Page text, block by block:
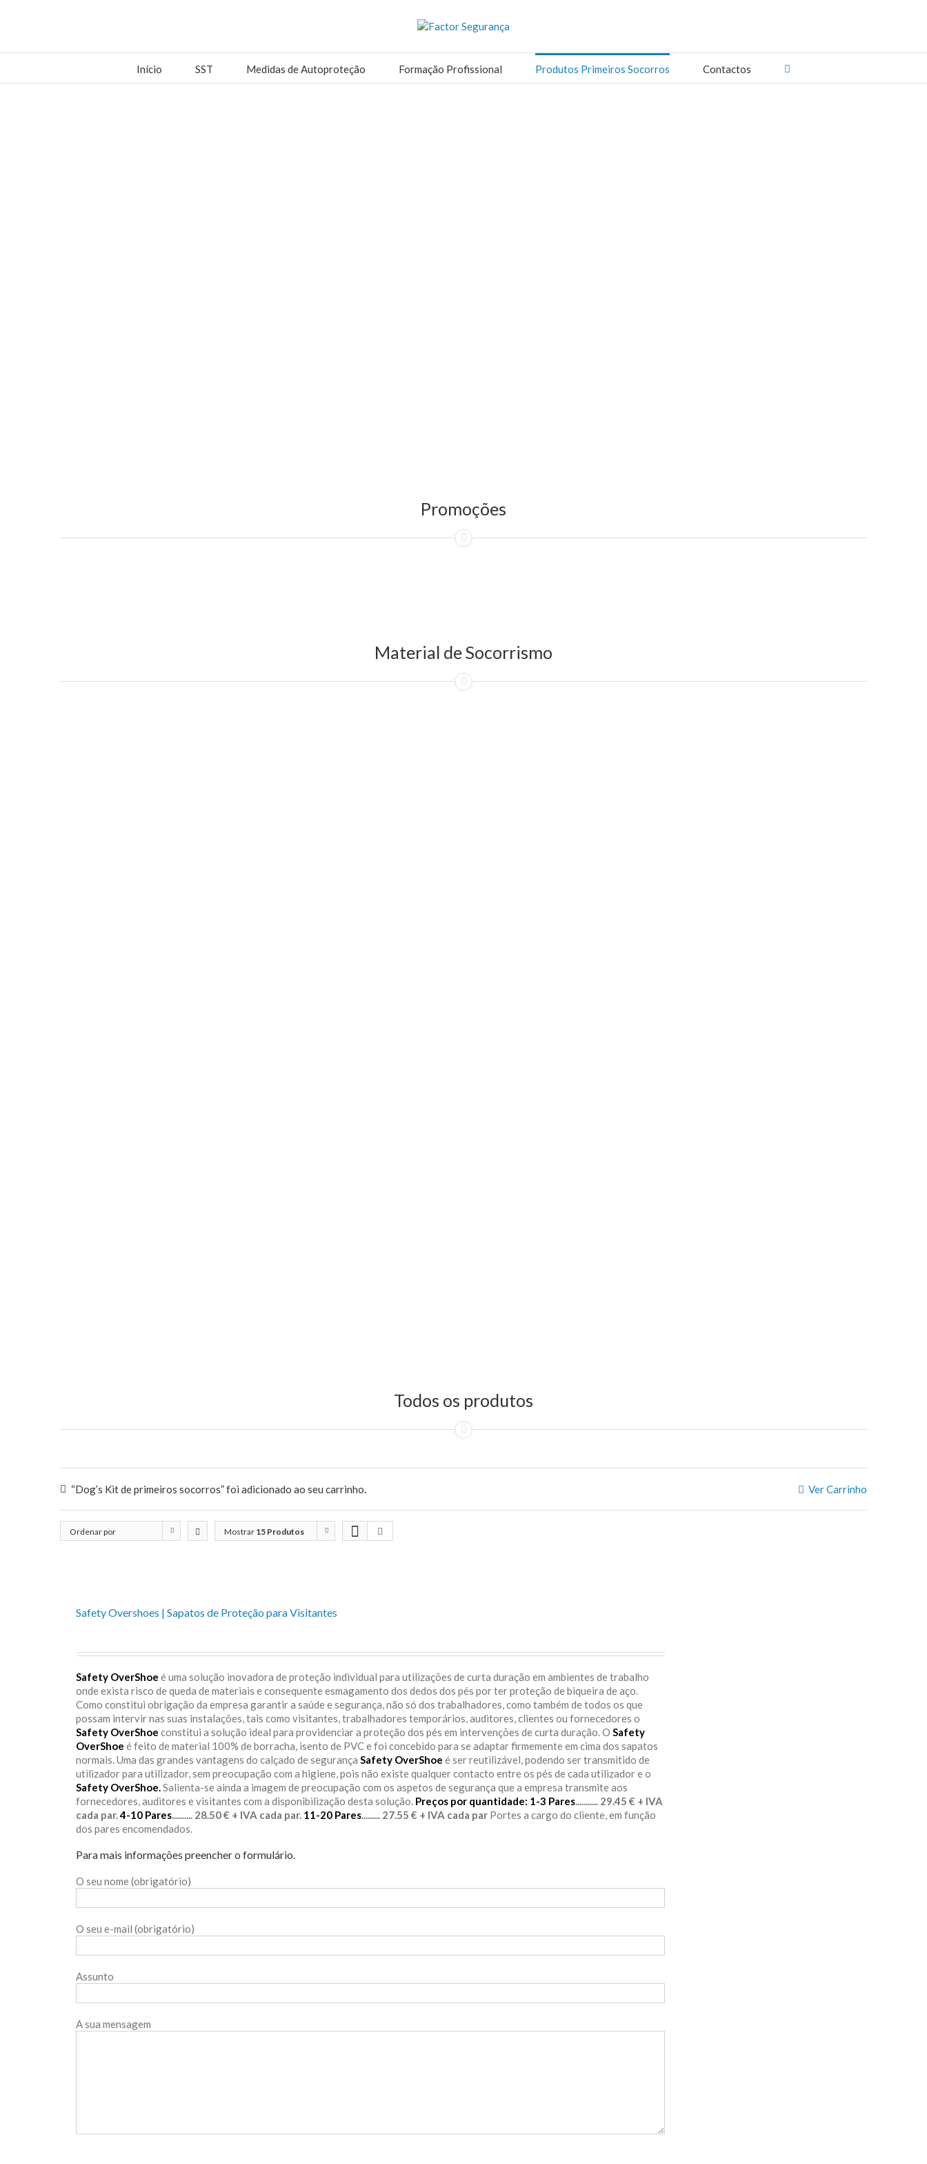
Início SST Medidas de Autoproteção Formação Profissional Produtos Primeiros Socorros Contactos
Promoções
Material de Socorrismo
Todos os produtos
Ver Carrinho
“Dog’s Kit de primeiros socorros” foi adicionado ao seu carrinho.
Ordenar por
Mostrar 15 Produtos
Safety Overshoes | Sapatos de Proteção para Visitantes
Safety OverShoe é uma solução inovadora de proteção individual para utilizações de curta duração em ambientes de trabalho
onde exista risco de queda de materiais e consequente esmagamento dos dedos dos pés por ter proteção de biqueira de aço.
Como constitui obrigação da empresa garantir a saúde e segurança, não só dos trabalhadores, como também de todos os que
possam intervir nas suas instalações, tais como visitantes, trabalhadores temporários, auditores, clientes ou fornecedores o
Safety OverShoe constitui a solução ideal para providenciar a proteção dos pés em intervenções de curta duração. O Safety
OverShoe é feito de material 100% de borracha, isento de PVC e foi concebido para se adaptar firmemente em cima dos sapatos
normais. Uma das grandes vantagens do calçado de segurança Safety OverShoe é ser reutilizável, podendo ser transmitido de
utilizador para utilizador, sem preocupação com a higiene, pois não existe qualquer contacto entre os pés de cada utilizador e o
Safety OverShoe. Salienta-se ainda a imagem de preocupação com os aspetos de segurança que a empresa transmite aos
fornecedores, auditores e visitantes com a disponibilização desta solução. Preços por quantidade: 1-3 Pares ........... 29.45 € + IVA
cada par. 4-10 Pares .......... 28.50 € + IVA cada par. 11-20 Pares ......... 27.55 € + IVA cada par Portes a cargo do cliente, em função
dos pares encomendados.
Para mais informações preencher o formulário.
O seu nome (obrigatório)
O seu e-mail (obrigatório)
Assunto
A sua mensagem